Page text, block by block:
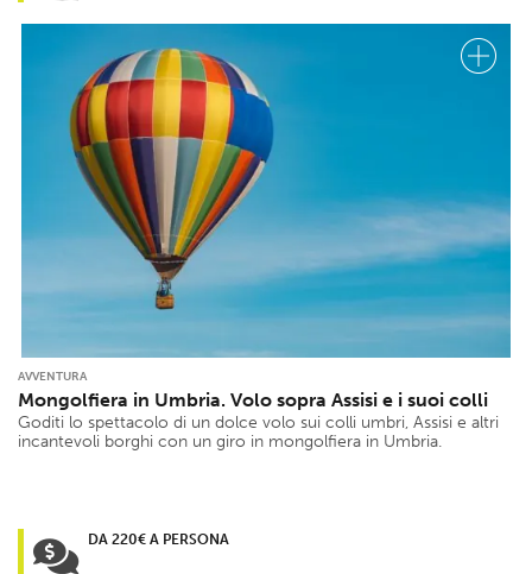
AVVENTURA
Mongolfiera in Umbria. Volo sopra Assisi e i suoi colli
Goditi lo spettacolo di un dolce volo sui colli umbri, Assisi e altri
incantevoli borghi con un giro in mongolfiera in Umbria.
DA 220€ A PERSONA